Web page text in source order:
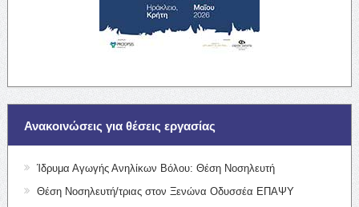
Ανακοινώσεις για θέσεις εργασίας
Ίδρυμα Αγωγής Ανηλίκων Βόλου: Θέση Νοσηλευτή
Θέση Νοσηλευτή/τριας στον Ξενώνα Οδυσσέα ΕΠΑΨΥ